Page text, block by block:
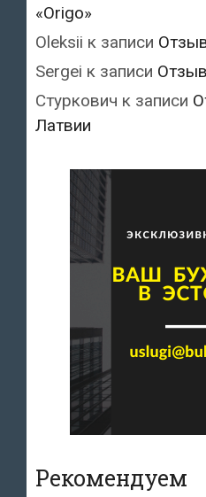
«Origo»
Oleksii к записи
Sergei к записи
Стуркович к записи
Латвии
Рекомендуем